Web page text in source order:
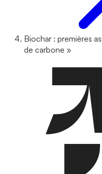
Biochar : premières
de carbone »